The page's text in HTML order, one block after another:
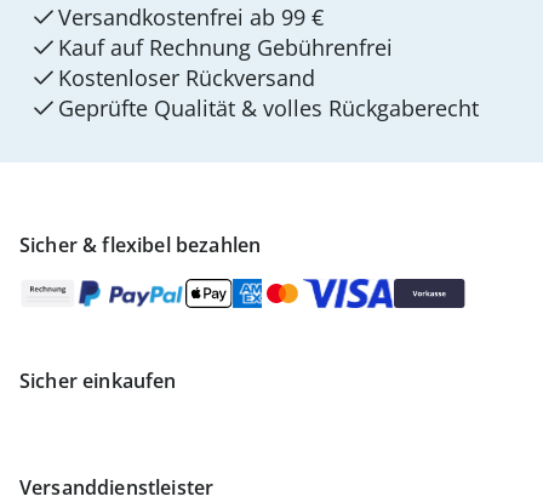
Sicher & flexibel bezahlen
Sicher einkaufen
Versanddienstleister
Versandkostenfrei ab 99 €
Kauf auf Rechnung Gebührenfrei
Kostenloser Rückversand
Geprüfte Qualität & volles Rückgaberecht